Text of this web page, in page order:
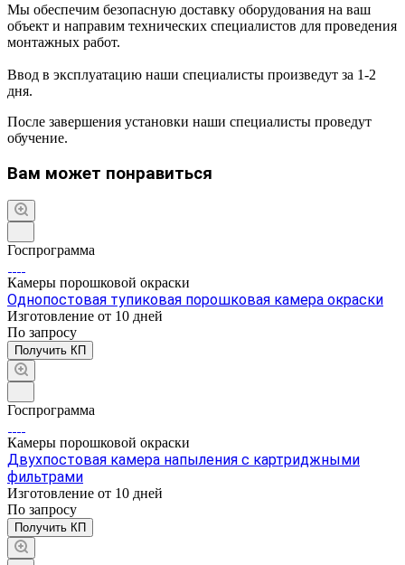
Мы обеспечим безопасную доставку оборудования на ваш
объект и направим технических специалистов для проведения
монтажных работ.
Ввод в эксплуатацию наши специалисты произведут за 1-2
дня.
После завершения установки наши специалисты проведут
обучение.
Вам может понравиться
Госпрограмма
Камеры порошковой окраски
Однопостовая тупиковая порошковая камера окраски
Изготовление от 10 дней
По запросу
Получить КП
Госпрограмма
Камеры порошковой окраски
Двухпостовая камера напыления с картриджными
фильтрами
Изготовление от 10 дней
По запросу
Получить КП